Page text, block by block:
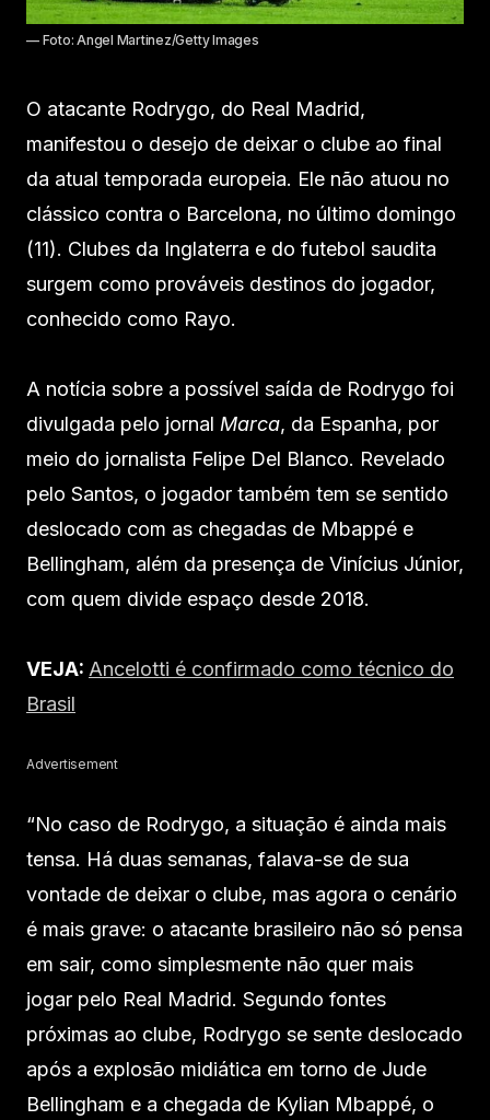
— Foto: Angel Martinez/Getty Images
O atacante Rodrygo, do Real Madrid,
manifestou o desejo de deixar o clube ao final
da atual temporada europeia. Ele não atuou no
clássico contra o Barcelona, no último domingo
(11). Clubes da Inglaterra e do futebol saudita
surgem como prováveis destinos do jogador,
conhecido como Rayo.
A notícia sobre a possível saída de Rodrygo foi
divulgada pelo jornal Marca, da Espanha, por
meio do jornalista Felipe Del Blanco. Revelado
pelo Santos, o jogador também tem se sentido
deslocado com as chegadas de Mbappé e
Bellingham, além da presença de Vinícius Júnior,
com quem divide espaço desde 2018.
VEJA: Ancelotti é confirmado como técnico do
Brasil
Advertisement
“No caso de Rodrygo, a situação é ainda mais
tensa. Há duas semanas, falava-se de sua
vontade de deixar o clube, mas agora o cenário
é mais grave: o atacante brasileiro não só pensa
em sair, como simplesmente não quer mais
jogar pelo Real Madrid. Segundo fontes
próximas ao clube, Rodrygo se sente deslocado
após a explosão midiática em torno de Jude
Bellingham e a chegada de Kylian Mbappé, o